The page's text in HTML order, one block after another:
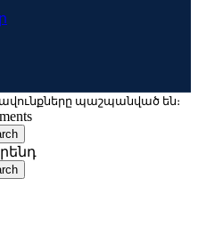
պաշպանված են։